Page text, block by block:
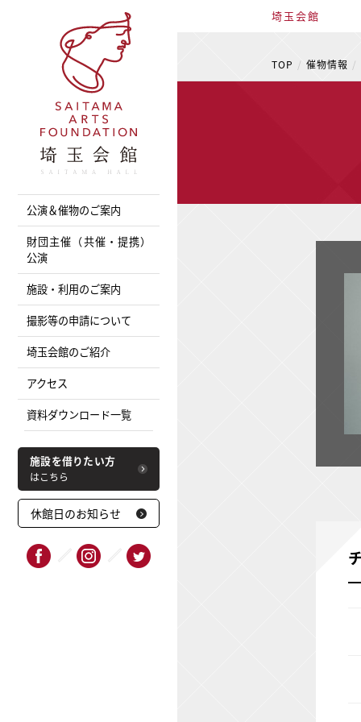
埼玉会館
TOP 催物情報
公演＆催物のご案内
財団主催（共催・提携）
公演
施設・利用のご案内
撮影等の申請について
埼玉会館のご紹介
アクセス
資料ダウンロード一覧
施設を借りたい方
はこちら
休館日のお知らせ